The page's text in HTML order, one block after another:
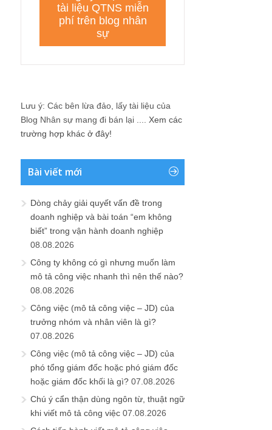
Lưu ý: Các bên lừa đảo, lấy tài liệu của
Blog Nhân sự mang đi bán lại .... Xem các
trường hợp khác ở đây!
Bài viết mới
Dòng chảy giải quyết vấn đề trong
doanh nghiệp và bài toán “em không
biết” trong vận hành doanh nghiệp
08.08.2026
Công ty không có gì nhưng muốn làm
mô tả công việc nhanh thì nên thế nào?
08.08.2026
Công việc (mô tả công việc – JD) của
trưởng nhóm và nhân viên là gì?
07.08.2026
Công việc (mô tả công việc – JD) của
phó tổng giám đốc hoặc phó giám đốc
hoặc giám đốc khối là gì? 07.08.2026
Chú ý cẩn thận dùng ngôn từ, thuật ngữ
khi viết mô tả công việc 07.08.2026